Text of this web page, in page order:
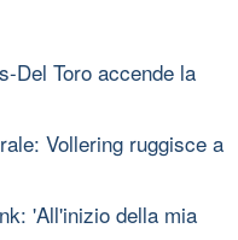
Del Toro accende la
Vollering ruggisce a
'All'inizio della mia